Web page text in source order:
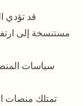
قد تؤدي
مستنسخة إلى
سياسات
تمتلك منصات